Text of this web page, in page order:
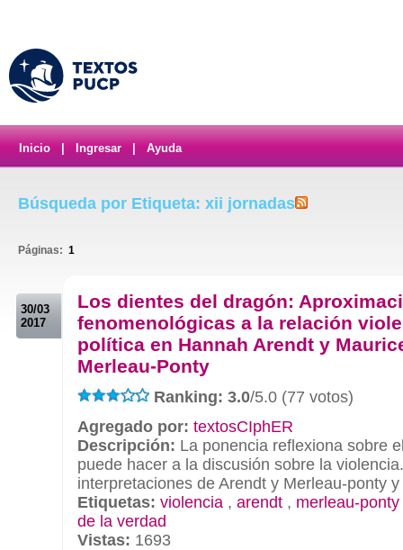
Inicio Ingresar Ayuda
Búsqueda por Etiqueta: xii jornadas
Páginas: 1
30/03
2017
Los dientes del dragón:
fenomenológicas a la relación
política en Hannah Arendt y
Merleau-Ponty
Ranking: 3.0/5.0 (77 votos)
Agregado por: textosCIphER
Descripción: La ponencia reflexiona sobre
puede hacer a la discusión sobre la
interpretaciones de Arendt y Merleau-ponty
Etiquetas: violencia , arendt , merleau-ponty
de la verdad
Vistas: 1693